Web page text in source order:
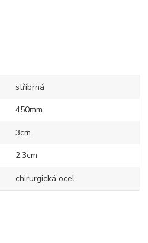
stříbrná
450mm
3cm
2.3cm
chirurgická ocel